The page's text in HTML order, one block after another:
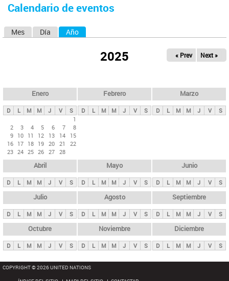
d
usted
Calendario de eventos
s
p
n
i
p
a
l
s
Mes Día Año
2025 « Prev Next »
Enero
D L M M J V
S
1
2
3 4 5 6 7
8
9 10 11 12 13 14
15
16 17 18 19 20 21
22
23 24 25 26 27 28
Febrero
D L M M J V S
Marzo
D L M M J V S
Abril
D L M M J V S
Mayo
D L M M J V S
Junio
D L M M J V S
Julio
D L M M J V S
Agosto
D L M M J V S
Septiembre
D L M M J V S
Octubre
D L M M J V S
Noviembre
D L M M J V S
Diciembre
D L M M J V S
COPYRIGHT © 2026 UNITED NATIONS